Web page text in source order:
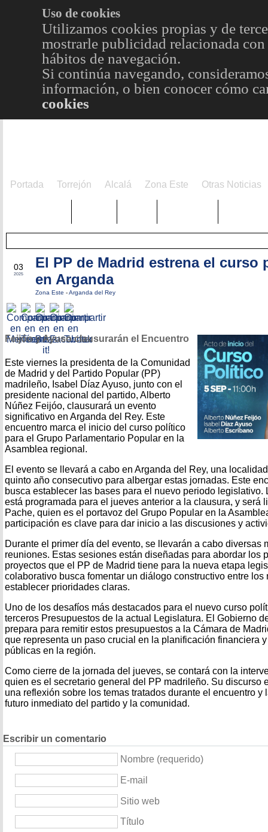
Uso de cookies
Utilizamos cookies propias y de
mostrarle publicidad relacionada
hábitos de navegación.
Si continúa navegando,
información, o bien conocer cómo
cookies
Portada Torrejón Alcalá Zona Este Otras Noticias
03
2025
El PP de Madrid estrena el curso
en Arganda
Zona Este -Arganda del Rey
Feijóo y Ayuso clausurarán el Encuentro
Este viernes la presidenta de la Comunidad
de Madrid y del Partido Popular (PP)
madrileño, Isabel Díaz Ayuso, junto con el
presidente nacional del partido, Alberto
Núñez Feijóo, clausurará un evento
significativo en Arganda del Rey. Este
encuentro marca el inicio del curso político
para el Grupo Parlamentario Popular en la
Asamblea regional.
El evento se llevará a cabo en Arganda del Rey, una
quinto año consecutivo para albergar estas jornadas. Este
busca establecer las bases para el nuevo periodo
está programada para el jueves anterior a la clausura, y será
Pache, quien es el portavoz del Grupo Popular en la
participación es clave para dar inicio a las discusiones y
Durante el primer día del evento, se llevarán a cabo diversas
reuniones. Estas sesiones están diseñadas para abordar los
proyectos que el PP de Madrid tiene para la nueva etapa
colaborativo busca fomentar un diálogo constructivo entre los
establecer prioridades claras.
Uno de los desafíos más destacados para el nuevo curso
terceros Presupuestos de la actual Legislatura. El Gobierno
prepara para remitir estos presupuestos a la Cámara de
que representa un paso crucial en la planificación financiera
públicas en la región.
Como cierre de la jornada del jueves, se contará con la
quien es el secretario general del PP madrileño. Su discurso
una reflexión sobre los temas tratados durante el encuentro y
futuro inmediato del partido y la comunidad.
Escribir un comentario
Nombre (requerido)
E-mail
Sitio web
Título